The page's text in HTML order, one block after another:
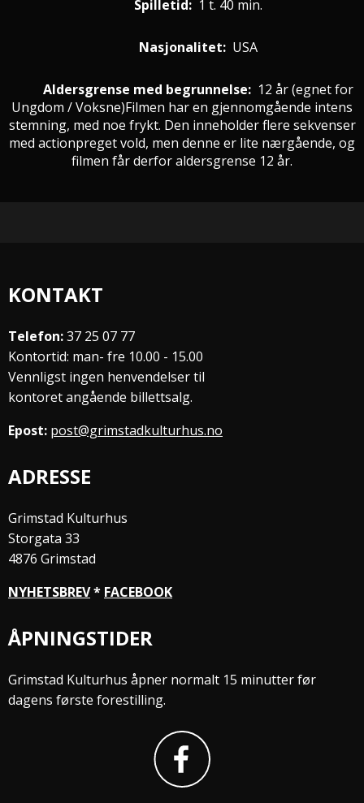
Spilletid: 1 t. 40 min.
Nasjonalitet: USA
Aldersgrense med begrunnelse: 12 år(egnet for
Ungdom / Voksne)Filmen har en gjennomgående intens
stemning, med noe frykt. Den inneholder flere sekvenser
med actionpreget vold, men denne er lite nærgående, og
filmen får derfor aldersgrense 12 år.
KONTAKT
Telefon:37 25 07 77
Kontortid: man- fre 10.00 - 15.00
Vennligst ingen henvendelser til
kontoret angående billettsalg.
Epost: post@grimstadkulturhus.no
ADRESSE
Grimstad Kulturhus
Storgata 33
4876 Grimstad
NYHETSBREV* FACEBOOK
ÅPNINGSTIDER
Grimstad Kulturhus åpner normalt 15 minutter før
dagens første forestilling.